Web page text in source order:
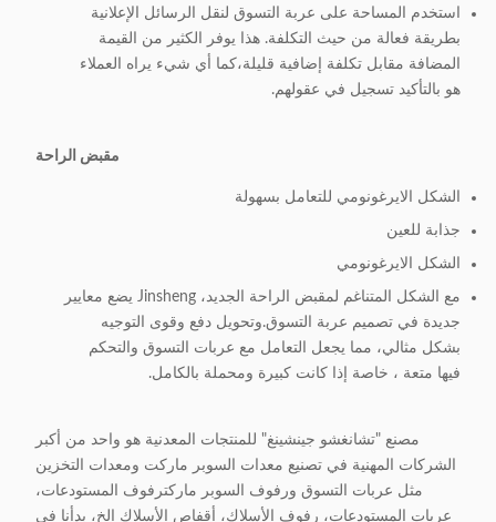
استخدم المساحة على عربة التسوق لنقل الرسائل الإعلانية
بطريقة فعالة من حيث التكلفة. هذا يوفر الكثير من القيمة
المضافة مقابل تكلفة إضافية قليلة،كما أي شيء يراه العملاء
هو بالتأكيد تسجيل في عقولهم.
مقبض الراحة
الشكل الايرغونومي للتعامل بسهولة
جذابة للعين
الشكل الايرغونومي
مع الشكل المتناغم لمقبض الراحة الجديد، Jinsheng يضع معايير
جديدة في تصميم عربة التسوق.وتحويل دفع وقوى التوجيه
بشكل مثالي، مما يجعل التعامل مع عربات التسوق والتحكم
فيها متعة ، خاصة إذا كانت كبيرة ومحملة بالكامل.
مصنع "تشانغشو جينشينغ" للمنتجات المعدنية هو واحد من أكبر
الشركات المهنية في تصنيع معدات السوبر ماركت ومعدات التخزين
مثل عربات التسوق ورفوف السوبر ماركترفوف المستودعات،
عربات المستودعات، رفوف الأسلاك، أقفاص الأسلاك الخ، بدأنا في